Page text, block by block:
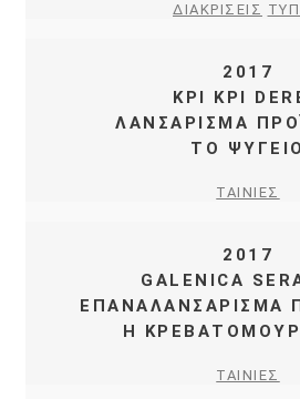
ΔΙΑΚΡΙΣΕΙΣ
2017
ΚΡΙ ΚΡΙ
ΛΑΝΣΑΡΙΣΜΑ
ΤΟ ΨΥΓΕΙΟ
ΤΑΙΝΙΕΣ
2017
GALENICA
ΕΠΑΝΑΛΑΝΣΑΡΙΣΜΑ
Η
ΤΑΙΝΙΕΣ